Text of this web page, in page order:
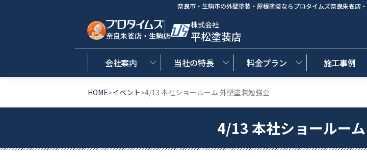
奈良市・生駒市の外壁塗装・屋根塗装ならプロタイムズ奈良朱雀店
奈良朱雀店・生駒店
株式会社
平松塗装店
会社案内 当社の特長 料金プラン 施工事例
HOME>イベント>4/13 本社ショールーム 外壁塗装勉強会
4/13 本社ショールー